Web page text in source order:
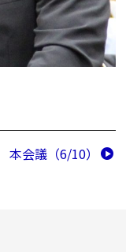
本会議（6/10）